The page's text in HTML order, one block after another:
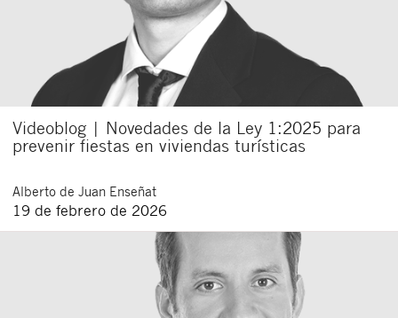
Videoblog | Novedades de la Ley 1:2025 para
prevenir fiestas en viviendas turísticas
Alberto de Juan Enseñat
19 de febrero de 2026